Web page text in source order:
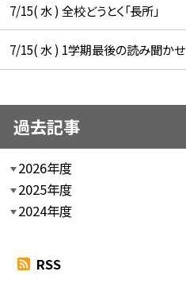
7/15( 水 ) 全校どうとく「長所」
7/15( 水 ) 1学期最後の読み聞かせ
過去記事
2026年度
2025年度
2024年度
RSS